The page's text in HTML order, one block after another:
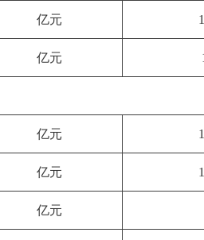
亿元
亿元
亿元
亿元
亿元